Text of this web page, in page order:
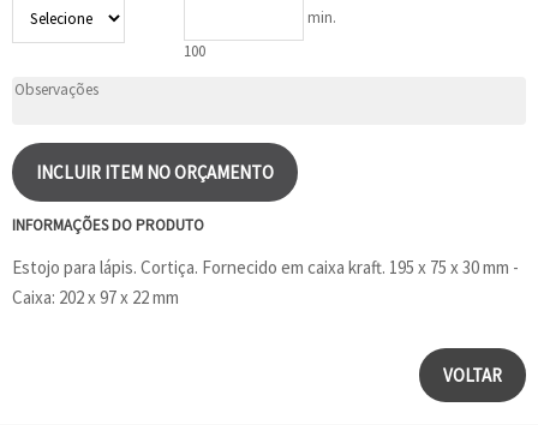
min.
100
INCLUIR ITEM NO ORÇAMENTO
INFORMAÇÕES DO PRODUTO
Estojo para lápis. Cortiça. Fornecido em caixa kraft. 195 x 75 x 30 mm -
Caixa: 202 x 97 x 22 mm
VOLTAR